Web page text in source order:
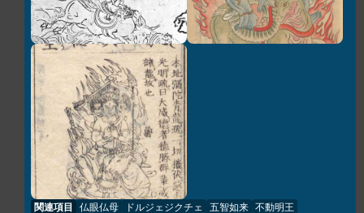
関連項目 仏眼仏母 ドルジェジクチェ 五智如来 不動明王